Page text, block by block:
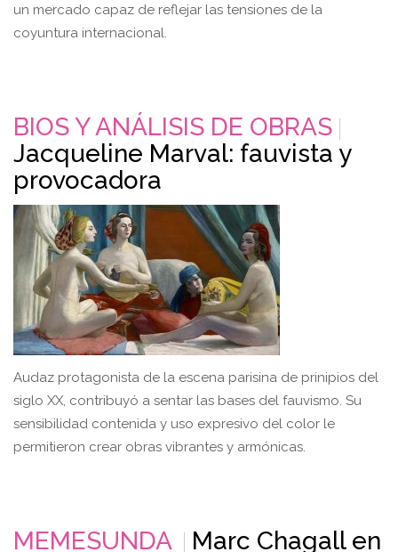
un mercado capaz de reflejar las tensiones de la
coyuntura internacional.
BIOS Y ANÁLISIS DE OBRAS
Jacqueline Marval: fauvista y
provocadora
Audaz protagonista de la escena parisina de prinipios del
siglo XX, contribuyó a sentar las bases del fauvismo. Su
sensibilidad contenida y uso expresivo del color le
permitieron crear obras vibrantes y armónicas.
MEMESUNDA Marc Chagall en